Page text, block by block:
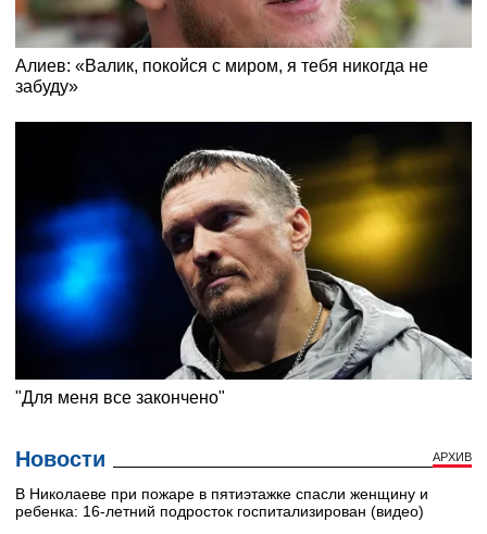
Новости АРХИВ
В Николаеве при пожаре в пятиэтажке спасли женщину и
ребенка: 16-летний подросток госпитализирован (видео)